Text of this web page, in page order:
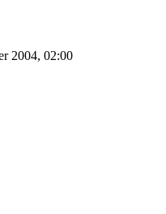
2004, 02:00